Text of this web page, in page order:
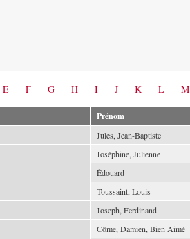
E F G H I J K L M
Prénom
Jules, Jean-Baptiste
Joséphine, Julienne
Édouard
Toussaint, Louis
Joseph, Ferdinand
Côme, Damien, Bien Aimé